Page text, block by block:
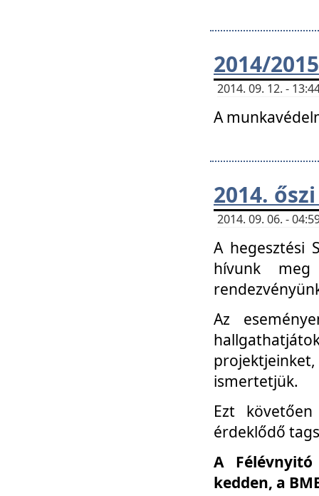
2014/
2014. 09. 12. -
A
2014.
2014. 09. 06. -
A hegesztési
hívunk
Az
ismertetjük.
Ezt
érdeklődő
A
kedden, a